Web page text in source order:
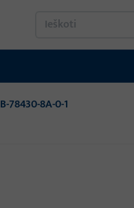
B-78430-8A-0-1